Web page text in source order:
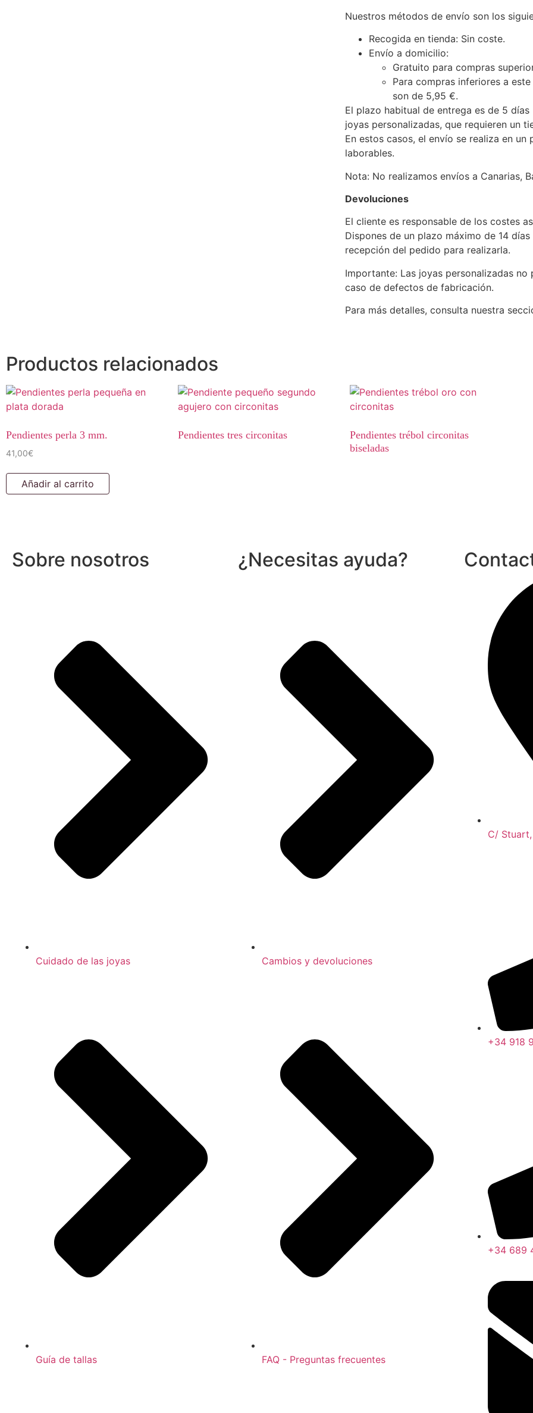
Nuestros métodos de envío son los
Recogida en tienda: Sin coste.
Envío a domicilio:
Gratuito para compras
Para compras inferiores a
son de 5,95 €.
El plazo habitual de entrega es de 5
joyas personalizadas, que requieren un
En estos casos, el envío se realiza en
laborables.
Nota: No realizamos envíos a Canarias,
Devoluciones
El cliente es responsable de los costes
Dispones de un plazo máximo de 14
recepción del pedido para realizarla.
Importante: Las joyas personalizadas no
caso de defectos de fabricación.
Para más detalles, consulta nuestra
Productos relacionados
Pendientes perla 3 mm.
41,00€
Añadir al carrito
Pendientes tres circonitas
Pendientes trébol circonitas
biseladas
Sobre nosotros
Cuidado de las joyas
Guía de tallas
¿Necesitas ayuda?
Cambios y devoluciones
FAQ - Preguntas frecuentes
C/
+34 918
+34 689